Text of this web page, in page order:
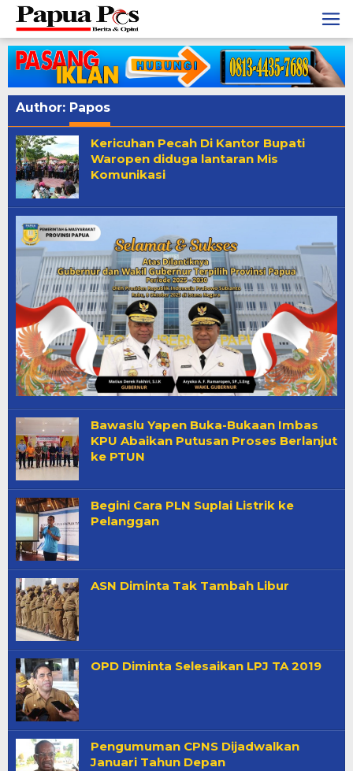
Skip
content
Author: Papos
Kericuhan Pecah Di Kantor Bupati
Waropen diduga lantaran Mis
Komunikasi
Bawaslu Yapen Buka-Bukaan Imbas
KPU Abaikan Putusan Proses Berlanjut
ke PTUN
Begini Cara PLN Suplai Listrik ke
Pelanggan
ASN Diminta Tak Tambah Libur
OPD Diminta Selesaikan LPJ TA 2019
Pengumuman CPNS Dijadwalkan
Januari Tahun Depan